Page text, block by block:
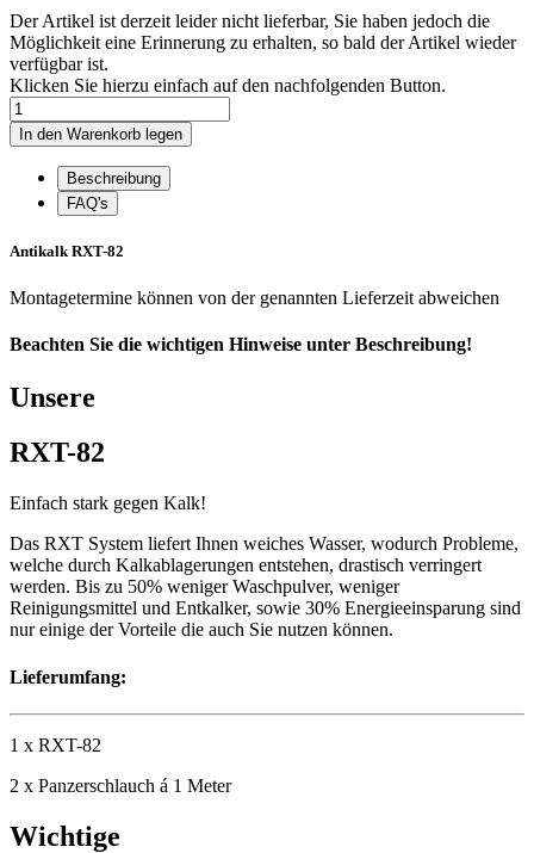
Der Artikel ist derzeit leider nicht lieferbar, Sie haben jedoch die
Möglichkeit eine Erinnerung zu erhalten, so bald der Artikel wieder
verfügbar ist.
Klicken Sie hierzu einfach auf den nachfolgenden Button.
Beschreibung
FAQ's
Antikalk RXT-82
Montagetermine können von der genannten Lieferzeit abweichen
Beachten Sie die wichtigen Hinweise unter Beschreibung!
Unsere
RXT-82
Einfach stark gegen Kalk!
Das RXT System liefert Ihnen weiches Wasser, wodurch Probleme,
welche durch Kalkablagerungen entstehen, drastisch verringert
werden. Bis zu 50% weniger Waschpulver, weniger
Reinigungsmittel und Entkalker, sowie 30% Energieeinsparung sind
nur einige der Vorteile die auch Sie nutzen können.
Lieferumfang:
1 x RXT-82
2 x Panzerschlauch á 1 Meter
Wichtige